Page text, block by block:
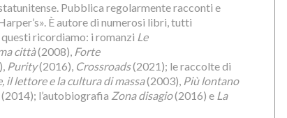
Pubblica regolarmente racconti e
È autore di numerosi libri, tutti
ricordiamo: i romanzi Le
città(2008), Forte
Purity(2016), Crossroads(2021); le raccolte di
il lettore e la cultura di massa(2003), Più lontano
(2014); l’autobiografia Zona disagio(2016) e La